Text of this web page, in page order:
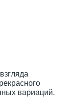
вариаций.